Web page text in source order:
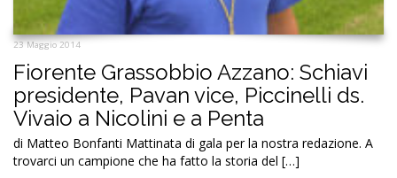
23 Maggio 2014
Fiorente Grassobbio Azzano: Schiavi
presidente, Pavan vice, Piccinelli ds.
Vivaio a Nicolini e a Penta
di Matteo Bonfanti Mattinata di gala per la nostra redazione. A
trovarci un campione che ha fatto la storia del […]